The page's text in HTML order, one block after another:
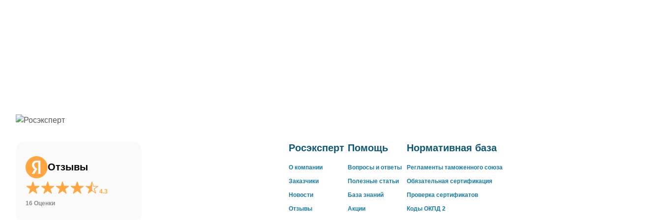
Отзывы
4.3
16 Оценки
Росэксперт
О компании
Заказчики
Новости
Отзывы
Помощь
Вопросы и ответы
Полезные статьи
База знаний
Акции
Нормативная база
Регламенты таможенного союза
Обязательная сертификация
Проверка сертификатов
Коды ОКПД 2
WhatsApp